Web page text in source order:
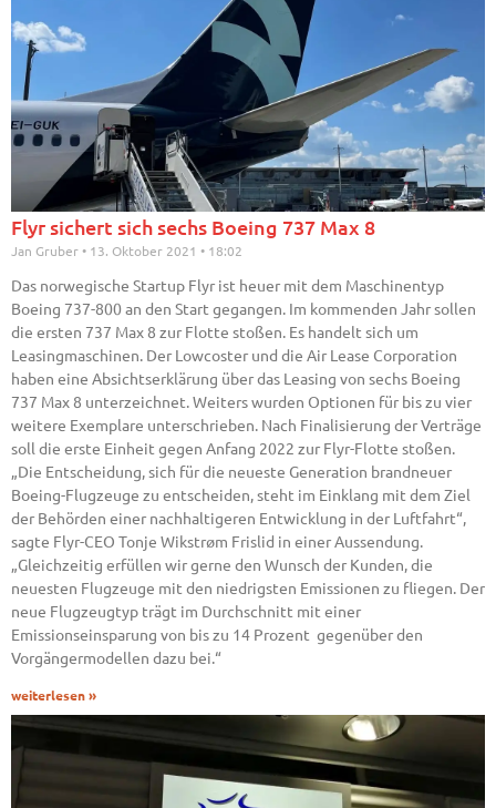
Flyr sichert sich sechs Boeing 737 Max 8
Jan Gruber 13. Oktober 2021 18:02
Das norwegische Startup Flyr ist heuer mit dem Maschinentyp
Boeing 737-800 an den Start gegangen. Im kommenden Jahr sollen
die ersten 737 Max 8 zur Flotte stoßen. Es handelt sich um
Leasingmaschinen. Der Lowcoster und die Air Lease Corporation
haben eine Absichtserklärung über das Leasing von sechs Boeing
737 Max 8 unterzeichnet. Weiters wurden Optionen für bis zu vier
weitere Exemplare unterschrieben. Nach Finalisierung der Verträge
soll die erste Einheit gegen Anfang 2022 zur Flyr-Flotte stoßen.
„Die Entscheidung, sich für die neueste Generation brandneuer
Boeing-Flugzeuge zu entscheiden, steht im Einklang mit dem Ziel
der Behörden einer nachhaltigeren Entwicklung in der Luftfahrt“,
sagte Flyr-CEO Tonje Wikstrøm Frislid in einer Aussendung.
„Gleichzeitig erfüllen wir gerne den Wunsch der Kunden, die
neuesten Flugzeuge mit den niedrigsten Emissionen zu fliegen. Der
neue Flugzeugtyp trägt im Durchschnitt mit einer
Emissionseinsparung von bis zu 14 Prozent gegenüber den
Vorgängermodellen dazu bei.“
weiterlesen »